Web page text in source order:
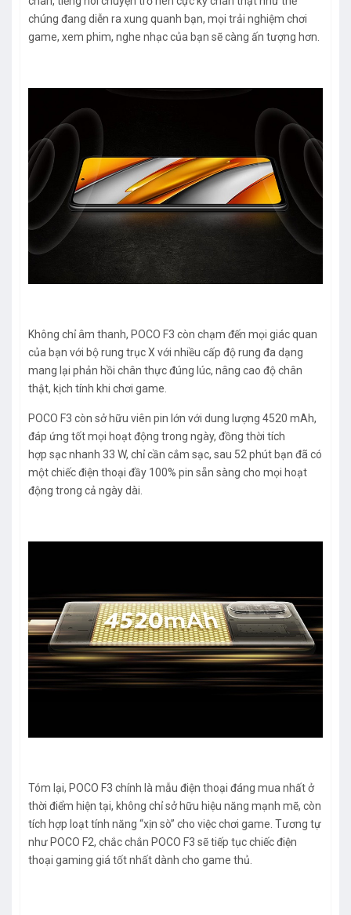
chúng đang diễn ra xung quanh bạn, mọi trải nghiệm chơi
game, xem phim, nghe nhạc của bạn sẽ càng ấn tượng hơn.
Không chỉ âm thanh, POCO F3 còn chạm đến mọi giác quan
của bạn với bộ rung trục X với nhiều cấp độ rung đa dạng
mang lại phản hồi chân thực đúng lúc, nâng cao độ chân
thật, kịch tính khi chơi game.
POCO F3 còn sở hữu viên pin lớn với dung lượng 4520 mAh,
đáp ứng tốt mọi hoạt động trong ngày, đồng thời tích
hợp sạc nhanh 33 W, chỉ cần cắm sạc, sau 52 phút bạn đã có
một chiếc điện thoại đầy 100% pin sẵn sàng cho mọi hoạt
động trong cả ngày dài.
Tóm lại, POCO F3 chính là mẫu điện thoại đáng mua nhất ở
thời điểm hiện tại, không chỉ sở hữu hiệu năng mạnh mẽ, còn
tích hợp loạt tính năng “xịn sò” cho việc chơi game. Tương tự
như POCO F2, chắc chắn POCO F3 sẽ tiếp tục chiếc điện
thoại gaming giá tốt nhất dành cho game thủ.